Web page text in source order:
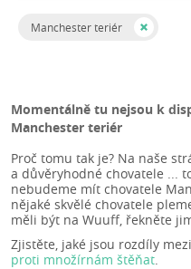
Manchester teriér
Momentálně tu nejsou k
Manchester teriér
Proč tomu tak je? Na naše
a důvěryhodné chovatele ...
nebudeme mít chovatele
nějaké skvělé chovatele
měli být na Wuuff, řekněte
Zjistěte, jaké jsou rozdíly
proti množírnám štěňat